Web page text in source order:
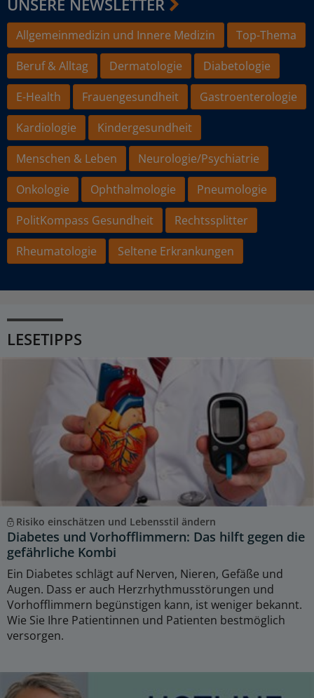
Allgemeinmedizin und Innere Medizin
Top-Thema
Beruf & Alltag
Dermatologie
Diabetologie
E-Health
Frauengesundheit
Gastroenterologie
Kardiologie
Kindergesundheit
Menschen & Leben
Neurologie/Psychiatrie
Onkologie
Ophthalmologie
Pneumologie
PolitKompass Gesundheit
Rechtssplitter
Rheumatologie
Seltene Erkrankungen
LESETIPPS
Risiko einschätzen und Lebensstil ändern
Diabetes und Vorhofflimmern: Das hilft gegen die
gefährliche Kombi
Ein Diabetes schlägt auf Nerven, Nieren, Gefäße und
Augen. Dass er auch Herzrhythmusstörungen und
Vorhofflimmern begünstigen kann, ist weniger bekannt.
Wie Sie Ihre Patientinnen und Patienten bestmöglich
versorgen.